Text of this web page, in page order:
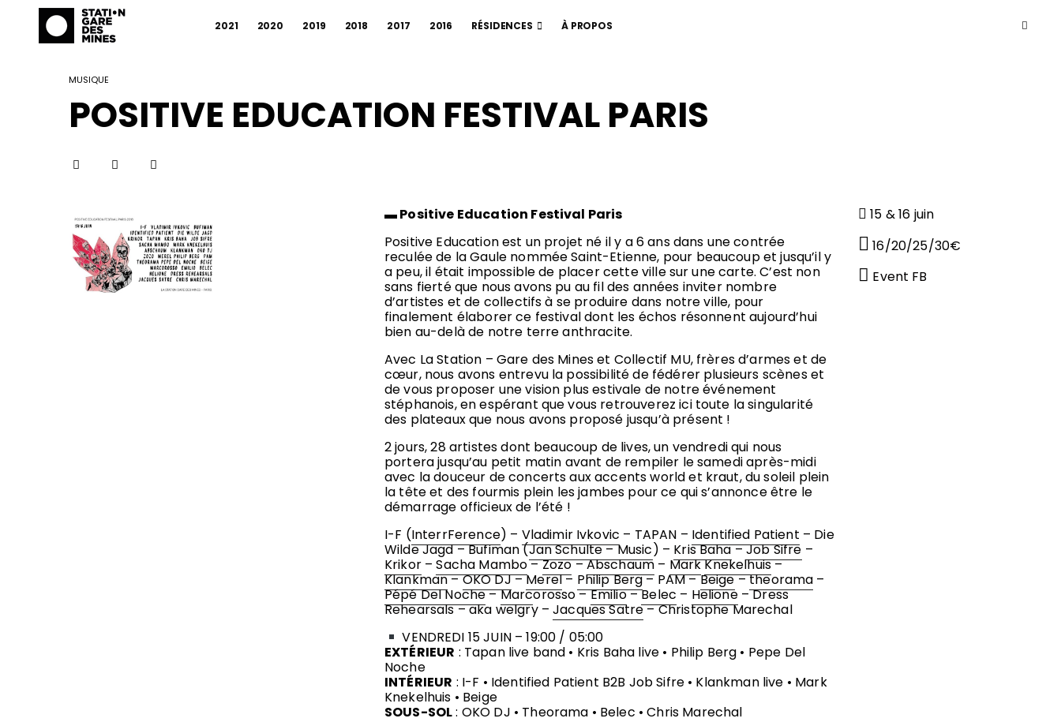
2021 2020 2019 2018 2017 2016 RÉSIDENCES À PROPOS
MUSIQUE
POSITIVE EDUCATION FESTIVAL PARIS
▬ Positive Education Festival Paris
Positive Education est un projet né il y a 6 ans dans une contrée
reculée de la Gaule nommée Saint-Etienne, pour beaucoup et jusqu’il y
a peu, il était impossible de placer cette ville sur une carte. C’est non
sans fierté que nous avons pu au fil des années inviter nombre
d’artistes et de collectifs à se produire dans notre ville, pour
finalement élaborer ce festival dont les échos résonnent aujourd’hui
bien au-delà de notre terre anthracite.
Avec La Station – Gare des Mines et Collectif MU, frères d’armes et de
cœur, nous avons entrevu la possibilité de fédérer plusieurs scènes et
de vous proposer une vision plus estivale de notre événement
stéphanois, en espérant que vous retrouverez ici toute la singularité
des plateaux que nous avons proposé jusqu’à présent !
2 jours, 28 artistes dont beaucoup de lives, un vendredi qui nous
portera jusqu’au petit matin avant de rempiler le samedi après-midi
avec la douceur de concerts aux accents world et kraut, du soleil plein
la tête et des fourmis plein les jambes pour ce qui s’annonce être le
démarrage officieux de l’été !
I-F (InterrFerence) – Vladimir Ivkovic – TAPAN – Identified Patient – Die
Wilde Jagd– Bufiman (Jan Schulte – Music) – Kris Baha–Job Sifre –
Krikor–Sacha Mambo–Zozo–Abschaum – MarkKnekelhuis–
Klankman–OKO DJ–Merel– Philip Berg– PAM –Beige–theorama –
Pépé Del Noche–Marcorosso –Emilio–Belec – Helione–Dress
Rehearsals – aka welgry–Jacques Satre– Christophe Marechal
VENDREDI 15 JUIN – 19:00 / 05:00
EXTÉRIEUR : Tapan live band • Kris Baha live • Philip Berg • Pepe Del
Noche
INTÉRIEUR : I-F • Identified Patient B2B Job Sifre • Klankman live • Mark
Knekelhuis • Beige
SOUS-SOL: OKO DJ • Theorama • Belec • Chris Marechal
15 & 16 juin
16/20/25/30€
Event FB